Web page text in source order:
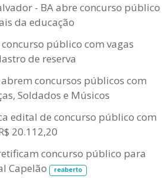
- BA abre concurso público
da educação
concurso público com vagas
de reserva
abrem concursos públicos com
Soldados e Músicos
edital de concurso público com
20.112,20
concurso público para
Capelão
reaberto